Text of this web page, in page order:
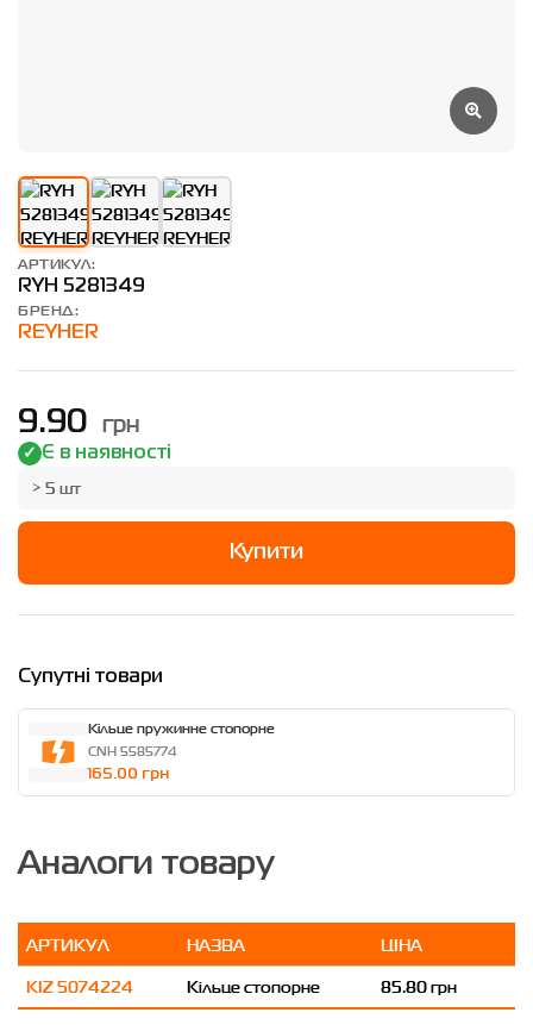
АРТИКУЛ:
RYH 5281349
БРЕНД:
REYHER
9.90 грн
Є в наявності
> 5 шт
Купити
Супутні товари
Кільце пружинне стопорне
CNH 5585774
165.00 грн
Аналоги товару
АРТИКУЛ НАЗВА
ЦІНА
KIZ 5074224
Кільце стопорне 85.80 грн